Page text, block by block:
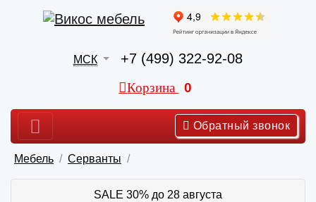
МСК +7 (499) 322-92-08
Корзина 0
Обратный звонок
Мебель Серванты
SALE 30% до 28 августа